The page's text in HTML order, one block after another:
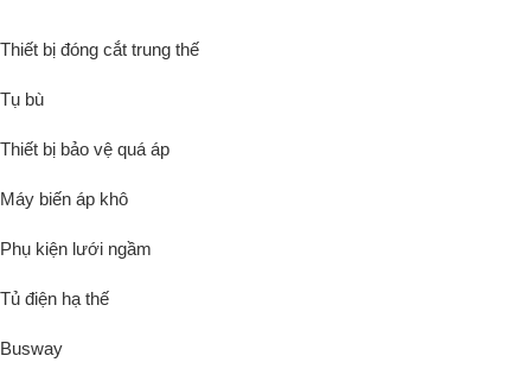
Thiết bị đóng cắt trung thế
Tụ bù
Thiết bị bảo vệ quá áp
Máy biến áp khô
Phụ kiện lưới ngầm
Tủ điện hạ thế
Busway